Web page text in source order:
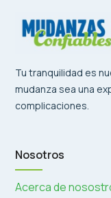
Tu tranquilidad es
mudanza sea una
complicaciones.
Nosotros
Acerca de